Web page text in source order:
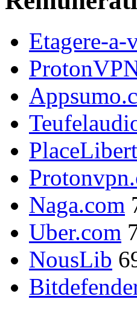
Etagere-
Naga.com
Uber.com
NousLib